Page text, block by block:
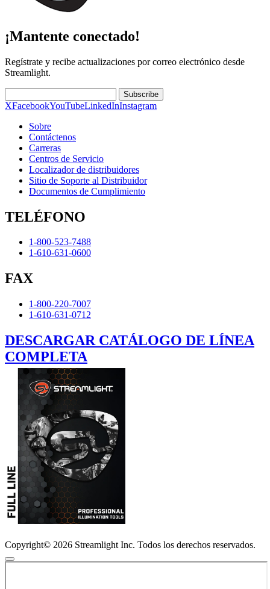
¡Mantente conectado!
Regístrate y recibe actualizaciones por correo electrónico desde
Streamlight.
Subscribe
XFacebookYouTubeLinkedInInstagram
Sobre
Contáctenos
Carreras
Centros de Servicio
Localizador de distribuidores
Sitio de Soporte al Distribuidor
Documentos de Cumplimiento
TELÉFONO
1-800-523-7488
1-610-631-0600
FAX
1-800-220-7007
1-610-631-0712
DESCARGAR CATÁLOGO DE LÍNEA
COMPLETA
Copyright© 2026 Streamlight Inc. Todos los derechos reservados.